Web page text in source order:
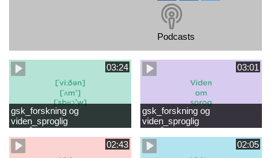
Podcasts
03:24
gsk_forskning og
viden_sproglig
læsevanskeligheder.mp4
03:01
gsk_forskning og
viden_sproglig
første læsning 6-8 år.mp4
02:43 02:05